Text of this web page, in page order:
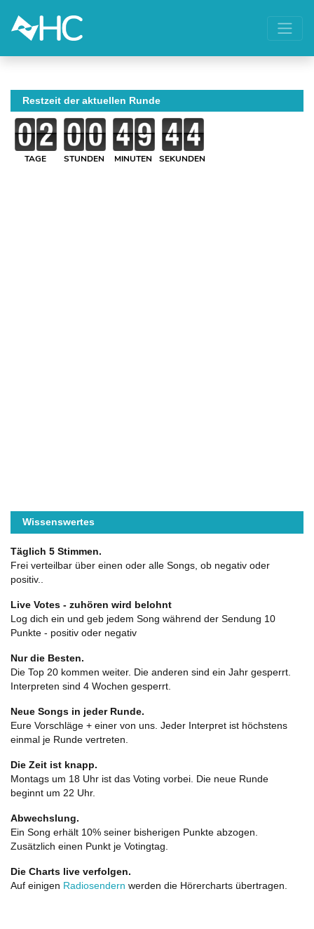
Restzeit der aktuellen Runde
TAGE STUNDEN MINUTEN SEKUNDEN
Wissenswertes
Täglich 5 Stimmen.
Frei verteilbar über einen oder alle Songs, ob negativ oder
positiv..
Live Votes - zuhören wird belohnt
Log dich ein und geb jedem Song während der Sendung 10
Punkte - positiv oder negativ
Nur die Besten.
Die Top 20 kommen weiter. Die anderen sind ein Jahr gesperrt.
Interpreten sind 4 Wochen gesperrt.
Neue Songs in jeder Runde.
Eure Vorschläge + einer von uns. Jeder Interpret ist höchstens
einmal je Runde vertreten.
Die Zeit ist knapp.
Montags um 18 Uhr ist das Voting vorbei. Die neue Runde
beginnt um 22 Uhr.
Abwechslung.
Ein Song erhält 10% seiner bisherigen Punkte abzogen.
Zusätzlich einen Punkt je Votingtag.
Die Charts live verfolgen.
Auf einigen Radiosendern werden die Hörercharts übertragen.